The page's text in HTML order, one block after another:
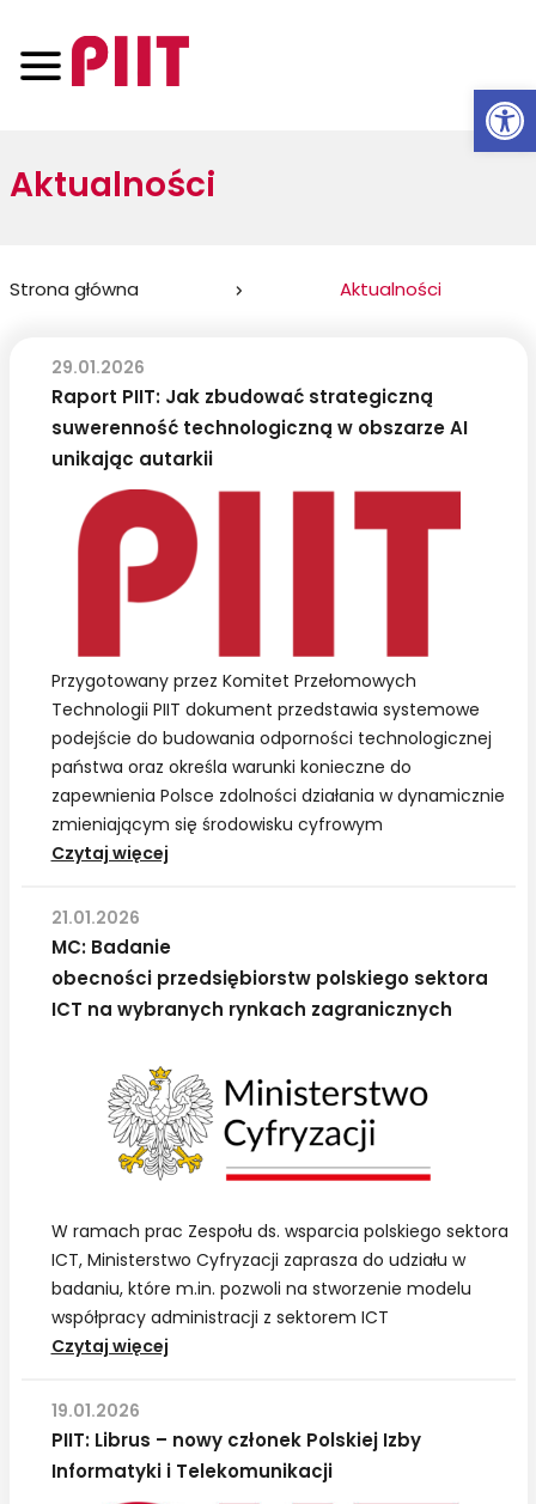
Aktualności
Jesteś
Strona główna Aktualności
Raport PIIT: Jak zbudować strategiczną
suwerenność technologiczną w obszarze AI
unikając autarkii
Przygotowany przez Komitet Przełomowych
Technologii PIIT dokument przedstawia systemowe
podejście do budowania odporności technologicznej
państwa oraz określa warunki konieczne do
zapewnienia Polsce zdolności działania w dynamicznie
zmieniającym się środowisku cyfrowym
Czytaj więcejRaport
zbudować
strategiczną
suwerenność
technologiczną
obszarze
AI
unikając
autarkii
29.01.2026
MC: Badanie
obecności przedsiębiorstw polskiego sektora
ICT na wybranych rynkach zagranicznych
W ramach prac Zespołu ds. wsparcia polskiego sektora
ICT, Ministerstwo Cyfryzacji zaprasza do udziału w
badaniu, które m.in. pozwoli na stworzenie modelu
współpracy administracji z sektorem ICT
Czytaj więcejMC: Badanie
ICT
na
21.01.2026
PIIT: Librus – nowy członek Polskiej Izby
Informatyki i Telekomunikacji
19.01.2026